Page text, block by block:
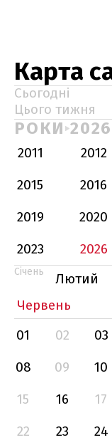
Карта
Сьогодні
Цього тижня
РОКИ 2026
2011 2012
2015
2016
2019
2020
2023
2026
Січень Лютий
Червень
01 02 03
08
09 10
15
16 17
22
23 24